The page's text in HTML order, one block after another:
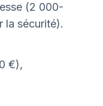
(2 000-
la sécurité).
€),